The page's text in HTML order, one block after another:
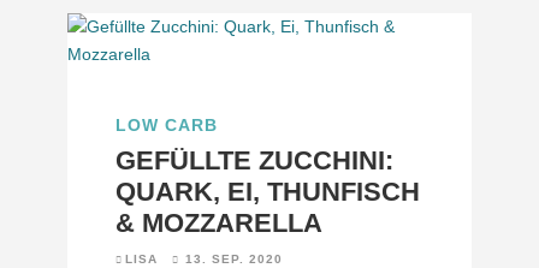
LOW CARB
GEFÜLLTE ZUCCHINI:
QUARK, EI, THUNFISCH
& MOZZARELLA
LISA
13. SEP. 2020